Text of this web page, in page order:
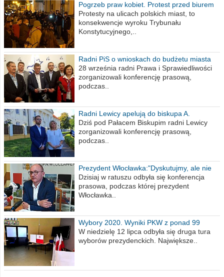
Pogrzeb praw kobiet. Protest przed biurem
poselskim PiS
Protesty na ulicach polskich miast, to
konsekwencje wyroku Trybunału
Konstytucyjnego,..
Radni PiS o wnioskach do budżetu miasta
na 2021 rok
28 września radni Prawa i Sprawiedliwości
zorganizowali konferencję prasową,
podczas..
Radni Lewicy apelują do biskupa A.
Wiesława Meringa
Dziś pod Pałacem Biskupim radni Lewicy
zorganizowali konferencję prasową,
podczas..
Prezydent Włocławka:"Dyskutujmy, ale nie
obrażajmy się”
Dzisiaj w ratuszu odbyła się konferencja
prasowa, podczas której prezydent
Włocławka..
Wybory 2020. Wyniki PKW z ponad 99
procent obwodów
W niedzielę 12 lipca odbyła się druga tura
wyborów prezydenckich. Największe..